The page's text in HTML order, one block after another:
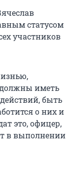
статусом
участников
иметь
быть
о них и
это, офицер,
в выполнении